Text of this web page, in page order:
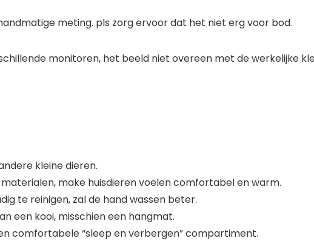
meting. pls zorg ervoor dat het niet erg voor bod.
monitoren, het beeld niet overeen met de werkelijke
kleine dieren.
make huisdieren voelen comfortabel en warm.
te reinigen, zal de hand wassen beter.
een kooi, misschien een hangmat.
comfortabele “sleep en verbergen” compartiment.